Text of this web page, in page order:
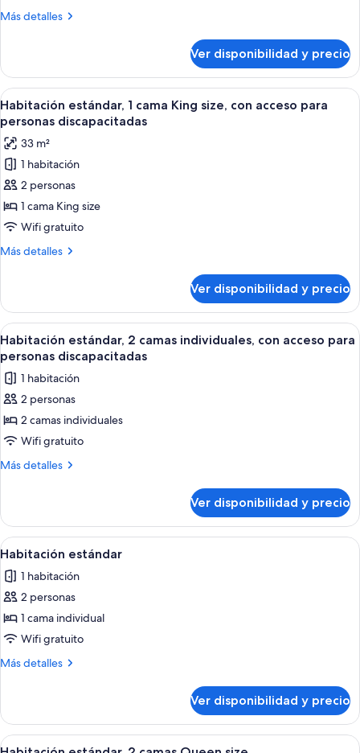
Más detalles
Más
Varias
camas
Ver disponibilidad y precio
Ver
todas
las
fotos
de
Habitación
estándar,
1
cama
con
acceso
para
personas
discapacitadas
Un baño con bañera, ducha, barras
10
Habitación estándar, 1 cama King size, con acceso para
personas discapacitadas
33 m²
1 habitación
2 personas
1 cama King size
Wifi gratuito
Más detalles
Más
estándar,
cama
King
size,
con
acceso
personas
discapacitadas
Ver disponibilidad y precio
Ver
todas
las
fotos
de
Habitación
estándar,
2
con
acceso
para
personas
discapacitadas
Habitación de hotel con dos camas,
9
Habitación estándar, 2 camas individuales, con acceso para
personas discapacitadas
1 habitación
2 personas
2 camas individuales
Wifi gratuito
Más detalles
Más
estándar,
camas
con
acceso
personas
discapacitadas
Ver disponibilidad y precio
Ver
todas
las
fotos
de
Habitación
estándar
Una cama con ropa de cama blanca
6
Habitación estándar
1 habitación
2 personas
1 cama individual
Wifi gratuito
Más detalles
Más
estándar
Ver disponibilidad y precio
Ver
Un baño con inodoro, ducha con
5